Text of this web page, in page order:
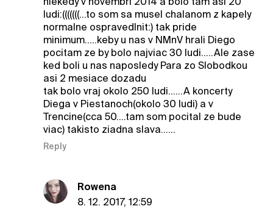
ludi:(((((((...to som sa musel chalanom z kapely
normalne ospravedlnit:) tak pride
minimum.....keby u nas v NMnV hrali Diego
pocitam ze by bolo najviac 30 ludi.....Ale zase
ked boli u nas naposledy Para zo Slobodkou
asi 2 mesiace dozadu
tak bolo vraj okolo 250 ludi......A koncerty
Diega v Piestanoch(okolo 30 ludi) a v
Trencine(cca 50....tam som pocital ze bude
viac) takisto ziadna slava......
Reply
Rowena
8. 12. 2017, 12:59